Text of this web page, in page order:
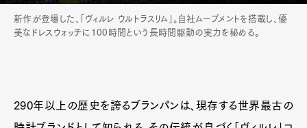
Art&DesignWatchFashion
新作が登場した、「ヴィルレ ウルトラスリム」。自社ムーブメントを搭載し、優
美なドレスウォッチに100時間という長時間駆動の実力を秘める。
290年以上の歴史を誇るブランパンは、現存する世界最古の